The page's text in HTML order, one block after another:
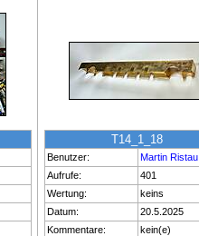
T14_1_18
Benutzer:
Martin Ristau
Aufrufe:
401
Wertung:
keins
Datum:
20.5.2025
Kommentare:
kein(e)